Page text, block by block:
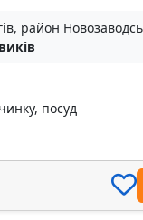
район
посуд